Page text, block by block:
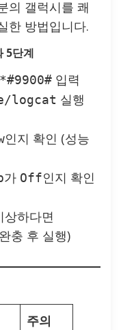
의 갤럭시를 쾌
한 방법입니다.
5단계
*#9900# 입력
logcat 실행
인지 확인 (성능
가 Off인지 확인
하다면
충 후 실행)
주의